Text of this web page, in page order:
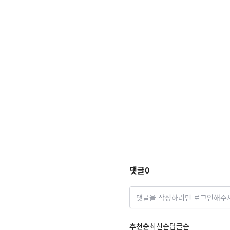
댓글0
댓글을 작성하려면 로그인해주
추천순최신순답글순